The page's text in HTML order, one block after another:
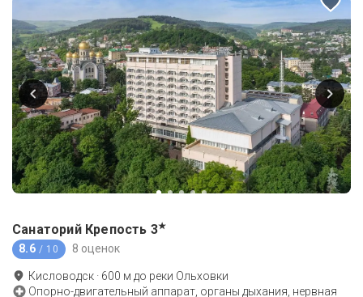
Санаторий Крепость 3★
8.6 / 10 8 оценок
Кисловодск · 600 м до реки Ольховки
Опорно-двигательный аппарат, органы дыхания, нервная